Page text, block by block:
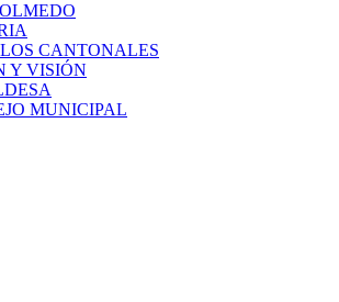
CANTONALES
Y VISIÓN
MUNICIPAL